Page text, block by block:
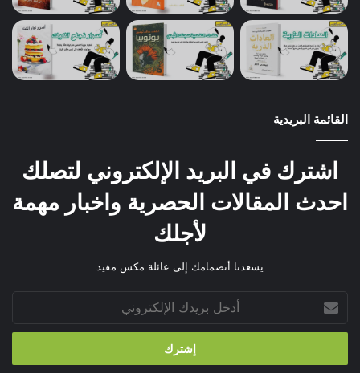
القائمة البريدية
اشترك في البريد الإلكتروني لتصلك
احدث المقالات الحصرية واخبار مهمة
لأجلك
يسعدنا أنضمامك إلى عائلة مكس مفيد
بريدك
الإلكتروني